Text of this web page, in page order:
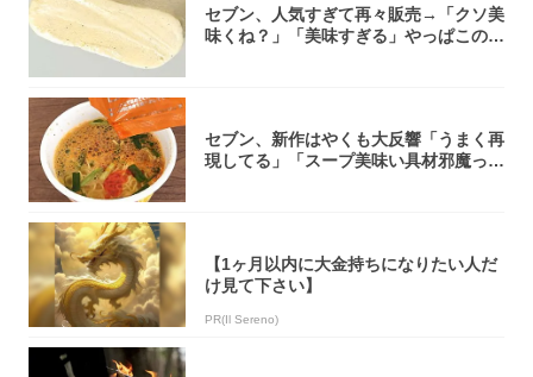
セブン、人気すぎて再々販売→「クソ美
味くね？」「美味すぎる」やっぱこのク
セブン、新作はやくも大反響「うまく再
現してる」「スープ美味い具材邪魔って
【1ヶ月以内に大金持ちになりたい人だ
け見て下さい】
PR(Il Sereno)